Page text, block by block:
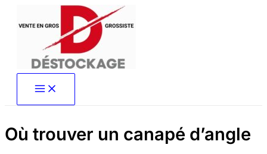
Où trouver un canapé d’angle